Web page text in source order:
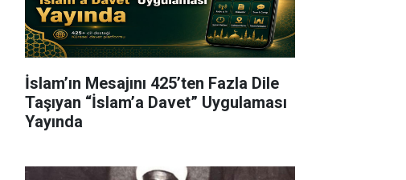
İslam’ın Mesajını 425’ten Fazla Dile
Taşıyan “İslam’a Davet” Uygulaması
Yayında